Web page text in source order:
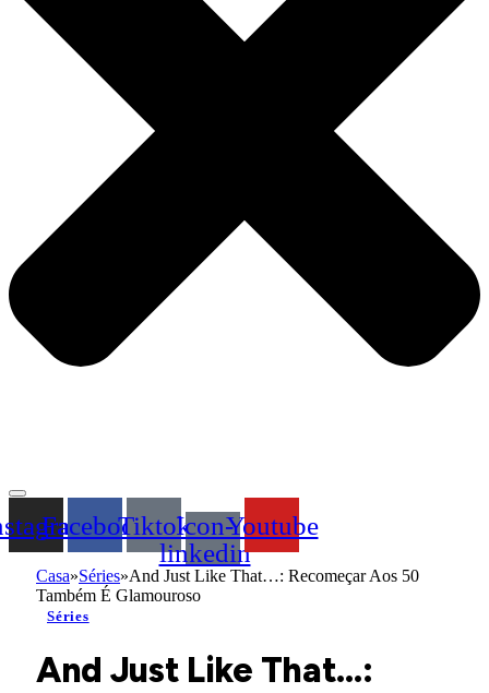
FacebookTiktokIcon-
linkedin
Youtube
Casa»Séries»And Just Like That…: Recomeçar Aos 50
Também É Glamouroso
Séries
And Just Like That…: